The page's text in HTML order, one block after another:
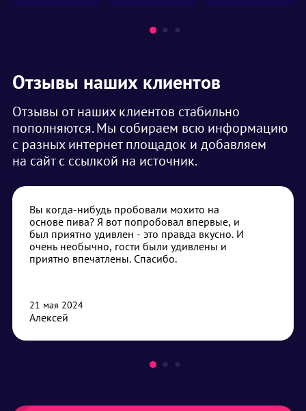
Отзывы наших клиентов
Отзывы от наших клиентов стабильно
пополняются. Мы собираем всю информацию
с разных интернет площадок и добавляем
на сайт с ссылкой на источник.
Вы когда-нибудь пробовали мохито на
основе пива? Я вот попробовал впервые, и
был приятно удивлен - это правда вкусно. И
очень необычно, гости были удивлены и
приятно впечатлены. Спасибо.
21 мая 2024
Алексей